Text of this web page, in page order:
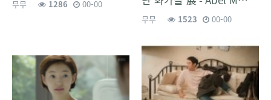
무무 1286 00-00
무무 1523 00-00